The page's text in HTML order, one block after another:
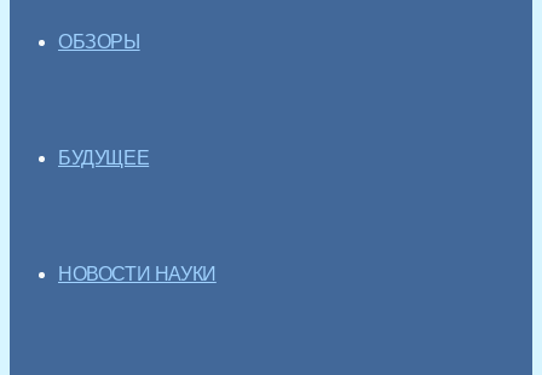
ОБЗОРЫ
БУДУЩЕЕ
НОВОСТИ НАУКИ